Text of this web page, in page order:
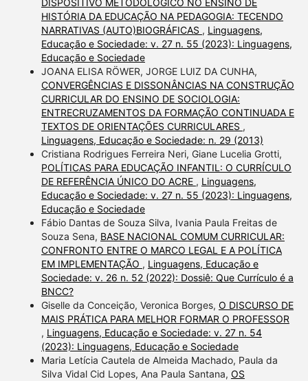
DISPOSITIVO METODOLÓGICO NO ENSINO DE
HISTÓRIA DA EDUCAÇÃO NA PEDAGOGIA: TECENDO
NARRATIVAS (AUTO)BIOGRÁFICAS , Linguagens,
Educação e Sociedade: v. 27 n. 55 (2023): Linguagens,
Educação e Sociedade
JOANA ELISA RÖWER, JORGE LUIZ DA CUNHA,
CONVERGÊNCIAS E DISSONÂNCIAS NA CONSTRUÇÃO
CURRICULAR DO ENSINO DE SOCIOLOGIA:
ENTRECRUZAMENTOS DA FORMAÇÃO CONTINUADA E
TEXTOS DE ORIENTAÇÕES CURRICULARES ,
Linguagens, Educação e Sociedade: n. 29 (2013)
Cristiana Rodrigues Ferreira Neri, Giane Lucelia Grotti,
POLÍTICAS PARA EDUCAÇÃO INFANTIL: O CURRÍCULO
DE REFERÊNCIA ÚNICO DO ACRE , Linguagens,
Educação e Sociedade: v. 27 n. 55 (2023): Linguagens,
Educação e Sociedade
Fábio Dantas de Souza Silva, Ivania Paula Freitas de
Souza Sena, BASE NACIONAL COMUM CURRICULAR:
CONFRONTO ENTRE O MARCO LEGAL E A POLÍTICA
EM IMPLEMENTAÇÃO , Linguagens, Educação e
Sociedade: v. 26 n. 52 (2022): Dossiê: Que Currículo é a
BNCC?
Giselle da Conceição, Veronica Borges, O DISCURSO DE
MAIS PRÁTICA PARA MELHOR FORMAR O PROFESSOR
, Linguagens, Educação e Sociedade: v. 27 n. 54
(2023): Linguagens, Educação e Sociedade
Maria Letícia Cautela de Almeida Machado, Paula da
Silva Vidal Cid Lopes, Ana Paula Santana, OS